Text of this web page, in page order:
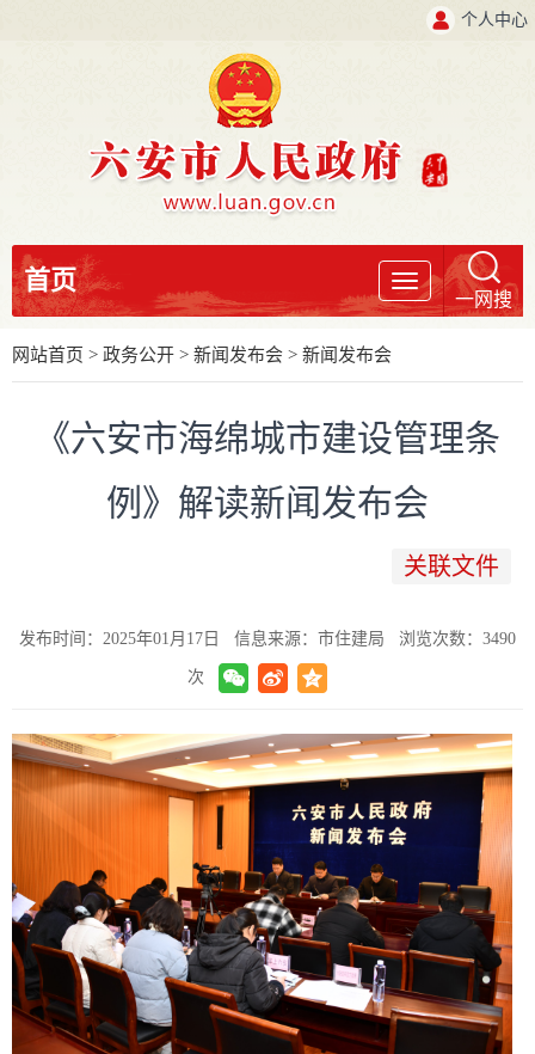
个人中心
导
航
首页
一网搜
网站首页 > 政务公开 > 新闻发布会 > 新闻发布会
《六安市海绵城市建设管理条
例》解读新闻发布会
关联文件
发布时间： 2025年01月17日 信息来源：市住建局 浏览次数： 3490
次